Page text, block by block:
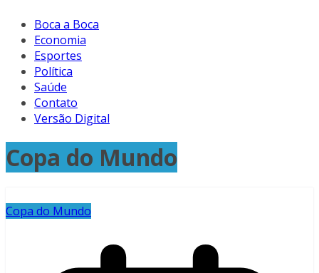
Boca a Boca
Economia
Esportes
Política
Saúde
Contato
Versão Digital
Copa do Mundo
Copa do Mundo